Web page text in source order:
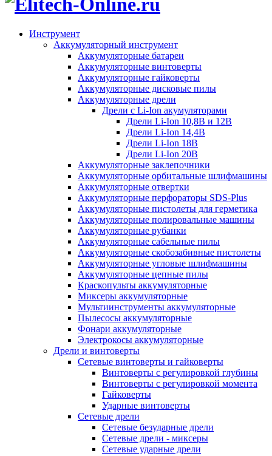
Инструмент
Аккумуляторный инструмент
Аккумуляторные батареи
Аккумуляторные винтоверты
Аккумуляторные гайковерты
Аккумуляторные дисковые пилы
Аккумуляторные дрели
Дрели с Li-Ion акумуляторами
Дрели Li-Ion 10,8В и 12В
Дрели Li-Ion 14,4В
Дрели Li-Ion 18В
Дрели Li-Ion 20В
Аккумуляторные заклепочники
Аккумуляторные орбитальные шлифмашины
Аккумуляторные отвертки
Аккумуляторные перфораторы SDS-Plus
Аккумуляторные пистолеты для герметика
Аккумуляторные полировальные машины
Аккумуляторные рубанки
Аккумуляторные сабельные пилы
Аккумуляторные скобозабивные пистолеты
Аккумуляторные угловые шлифмашины
Аккумуляторные цепные пилы
Краскопульты аккумуляторные
Миксеры аккумуляторные
Мультиинструменты аккумуляторные
Пылесосы аккумуляторные
Фонари аккумуляторные
Электрокосы аккумуляторные
Дрели и винтоверты
Сетевые винтоверты и гайковерты
Винтоверты с регулировкой глубины
Винтоверты с регулировкой момента
Гайковерты
Ударные винтоверты
Сетевые дрели
Сетевые безударные дрели
Сетевые дрели - миксеры
Сетевые ударные дрели